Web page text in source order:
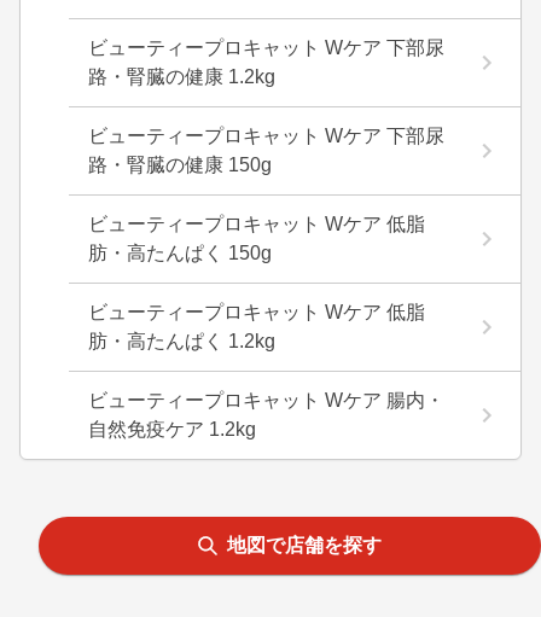
ビューティープロキャット Wケア 下部尿
路・腎臓の健康 1.2kg
ビューティープロキャット Wケア 下部尿
路・腎臓の健康 150g
ビューティープロキャット Wケア 低脂
肪・高たんぱく 150g
ビューティープロキャット Wケア 低脂
肪・高たんぱく 1.2kg
ビューティープロキャット Wケア 腸内・
自然免疫ケア 1.2kg
地図で店舗を探す